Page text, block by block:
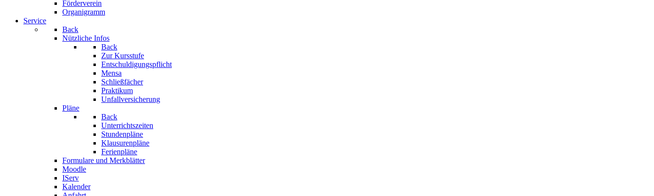
Förderverein
Organigramm
Service
Back
Nützliche Infos
Back
Zur Kursstufe
Entschuldigungspflicht
Mensa
Schließfächer
Praktikum
Unfallversicherung
Pläne
Back
Unterrichtszeiten
Stundenpläne
Klausurenpläne
Ferienpläne
Formulare und Merkblätter
Moodle
IServ
Kalender